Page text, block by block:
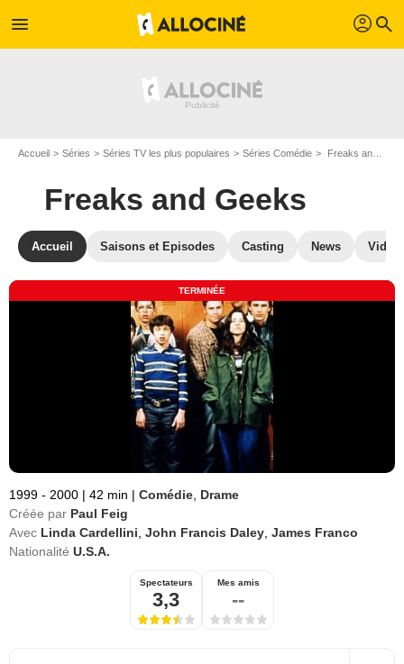
menu profil search
Accueil Séries Séries TV les plus populaires Séries Comédie Freaks and Geeks
Freaks and Geeks
Accueil Saisons et Episodes Casting News
TERMINÉE
1999 - 2000 | 42 min | Comédie Drame
Créée par Paul Feig
Avec Linda Cardellini John Francis Daley James Franco
Nationalité U.S.A.
Spectateurs
3,3
Mes amis
--